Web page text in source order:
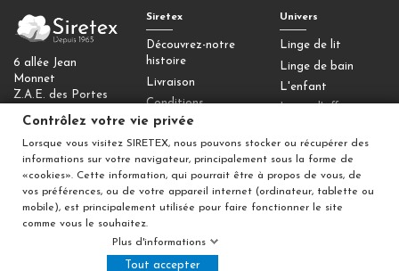
6 allée Jean
Monnet
Z.A.E. des Portes
77090 Collégien
Contactez-nous
Contrôlez votre
vie privée
Siretex
Découvrez-notre
histoire
Livraison
Conditions
générales de vente
Mentions légales
Univers
Linge de lit
Linge de bain
L'enfant
Linge d'office
Déco
Contrôlez votre vie privée
Lorsque vous visitez SIRETEX, nous pouvons stocker ou récupérer des
informations sur votre navigateur, principalement sous la forme de
«cookies». Cette information, qui pourrait être à propos de vous, de
vos préférences, ou de votre appareil internet (ordinateur, tablette ou
mobile), est principalement utilisée pour faire fonctionner le site
comme vous le souhaitez.
Plus d'informations
Tout accepter